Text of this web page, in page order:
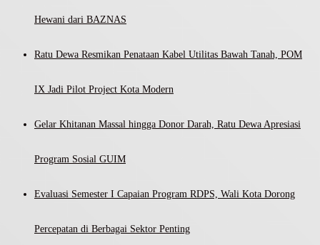
Hewani dari BAZNAS
Ratu Dewa Resmikan Penataan Kabel Utilitas Bawah Tanah, POM
IX Jadi Pilot Project Kota Modern
Gelar Khitanan Massal hingga Donor Darah, Ratu Dewa Apresiasi
Program Sosial GUIM
Evaluasi Semester I Capaian Program RDPS, Wali Kota Dorong
Percepatan di Berbagai Sektor Penting